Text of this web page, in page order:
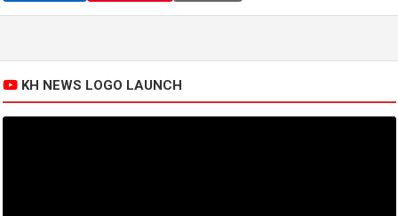
KH NEWS LOGO LAUNCH